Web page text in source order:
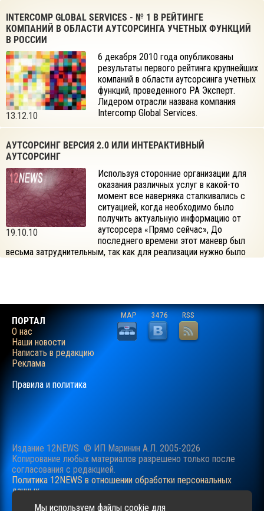
INTERCOMP GLOBAL SERVICES - № 1 В РЕЙТИНГЕ
КОМПАНИЙ В ОБЛАСТИ АУТСОРСИНГА УЧЕТНЫХ ФУНКЦИЙ
В РОССИИ
13.12.10
6 декабря 2010 года опубликованы
результаты первого рейтинга крупнейших
компаний в области аутсорсинга учетных
функций, проведенного РА Эксперт.
Лидером отрасли названа компания
Intercomp Global Services.
АУТСОРСИНГ ВЕРСИЯ 2.0 ИЛИ ИНТЕРАКТИВНЫЙ
АУТСОРСИНГ
19.10.10
Используя сторонние организации для
оказания различных услуг в какой-то
момент все наверняка сталкивались с
ситуацией, когда необходимо было
получить актуальную информацию от
аутсорсера «Прямо сейчас», До
последнего времени этот маневр был
весьма затруднительным, так как для реализации нужно было
ПОРТАЛ
О нас
Наши новости
Написать в редакцию
Реклама
Правила и политика
MAP 3476 RSS
Издание 12NEWS © ИП Маринин А.Л. 2005-2026
Копирование любых материалов разрешено только после
согласования c редакцией.
Политика 12NEWS в отношении обработки персональных
данных
Наш сайт использует файлы cookie для учучшения
Мы используем файлы cookie для